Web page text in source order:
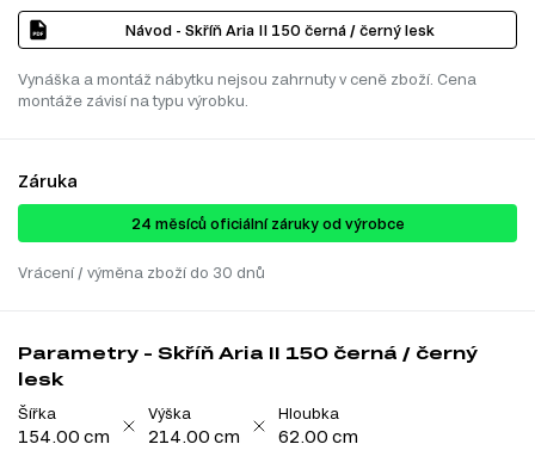
Návod - Skříň Aria II 150 černá / černý lesk
Vynáška a montáž nábytku nejsou zahrnuty v ceně zboží. Cena
montáže závisí na typu výrobku.
Záruka
24 ​​​​měsíců oficiální záruky od výrobce
Vrácení / výměna zboží do 30 dnů
Parametry - Skříň Aria II 150 černá / černý
lesk
Šířka
154.00 cm
Výška
214.00 cm
Hloubka
62.00 cm